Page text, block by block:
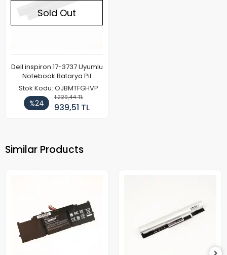
Sold Out
Dell inspiron 17-3737 Uyumlu
Notebook Batarya Pil
4400mAh
Stok Kodu: OJBMTFGHVP
%24
1.229,44 TL
939,51 TL
Similar Products